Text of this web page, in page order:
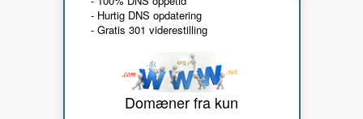
- Hurtig DNS opdatering
- Gratis 301 viderestilling
Domæner fra kun